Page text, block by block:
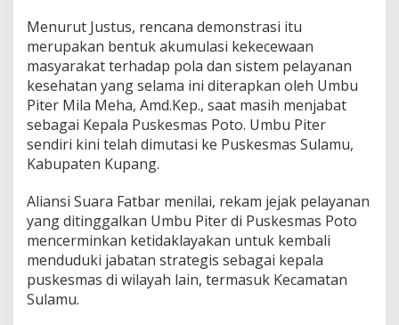
Menurut Justus, rencana demonstrasi itu
merupakan bentuk akumulasi kekecewaan
masyarakat terhadap pola dan sistem pelayanan
kesehatan yang selama ini diterapkan oleh Umbu
Piter Mila Meha, Amd.Kep., saat masih menjabat
sebagai Kepala Puskesmas Poto. Umbu Piter
sendiri kini telah dimutasi ke Puskesmas Sulamu,
Kabupaten Kupang.
Aliansi Suara Fatbar menilai, rekam jejak pelayanan
yang ditinggalkan Umbu Piter di Puskesmas Poto
mencerminkan ketidaklayakan untuk kembali
menduduki jabatan strategis sebagai kepala
puskesmas di wilayah lain, termasuk Kecamatan
Sulamu.